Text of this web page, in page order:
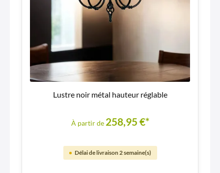
Lustre noir métal hauteur réglable
À partir de 258,95 €*
Délai de livraison 2 semaine(s)